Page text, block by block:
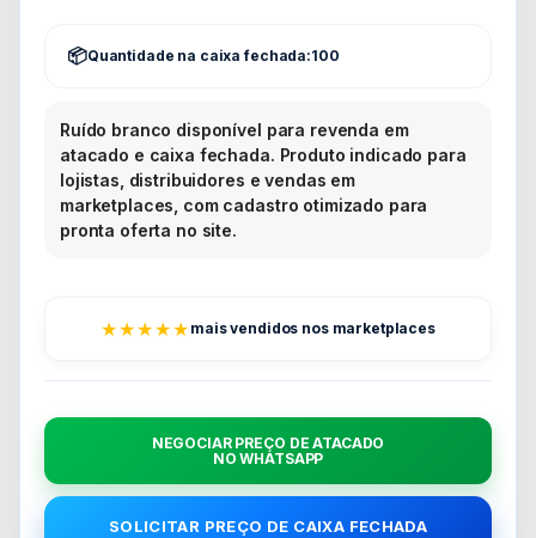
Quantidade na caixa fechada:100
Ruído branco disponível para revenda em
atacado e caixa fechada. Produto indicado para
lojistas, distribuidores e vendas em
marketplaces, com cadastro otimizado para
pronta oferta no site.
★★★★★ mais vendidos nos marketplaces
NEGOCIAR PREÇO DE ATACADO
NO WHATSAPP
SOLICITAR PREÇO DE CAIXA FECHADA